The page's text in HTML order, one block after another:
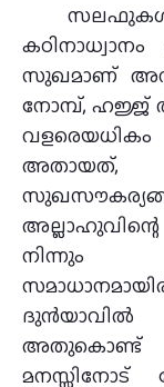
സലഫുകൾ
സുഖമാണ് അവര്‍
നോമ്പ്, ഹജ്ജ്
അതായത്,
നിന്നും
ദുൻയാവിൽ
അതുകൊണ്ട്
മനസ്സിനോട്